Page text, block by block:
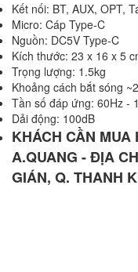
Kết nối: BT, AUX, OPT,
Micro: Cáp Type-C
Nguồn: DC5V Type-C
Kích thước: 23 x 16 x 5
Trọng lượng: 1.5kg
Khoảng cách bắt sóng
Tần số đáp ứng: 60Hz -
Dải động: 100dB
KHÁCH CẦN
A.QUANG - ĐỊA
GIÁN, Q. THANH